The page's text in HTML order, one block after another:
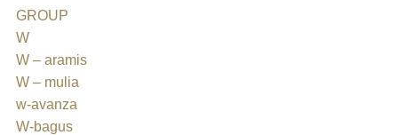
GROUP
W
W – aramis
W – mulia
w-avanza
W-bagus